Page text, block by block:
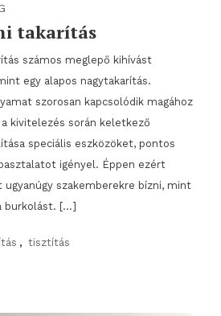
takarítás
számos meglepő kihívást
egy alapos nagytakarítás.
szorosan kapcsolódik magához
kivitelezés során keletkező
speciális eszközöket, pontos
igényel. Éppen ezért
szakemberekre bízni, mint
burkolást. […]
, tisztítás